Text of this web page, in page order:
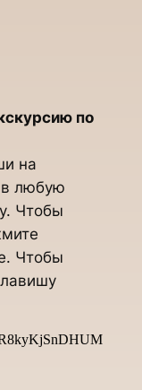
по
на
любую
Чтобы
Чтобы